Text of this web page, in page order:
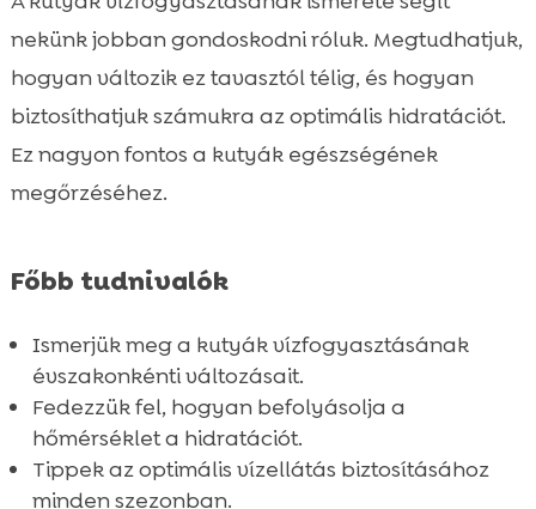
vizet?
Kutyák ivószokásai és étrend
megfelelő hidratációhoz
Ivási szokások és a kutyák fajtái
 Ivással kapcsolatos mítoszok és tények
 Vízfogyasztás kölyköknél és idős kutyáknál
 Összefoglaló
FAQ
nekünk jobban gondoskodni róluk. Megtudhatjuk,
hogyan változik ez tavasztól télig, és hogyan
biztosíthatjuk számukra az optimális hidratációt.
Ez nagyon fontos a kutyák egészségének
megőrzéséhez.
Főbb tudnivalók
Ismerjük meg a kutyák vízfogyasztásának
évszakonkénti változásait.
Fedezzük fel, hogyan befolyásolja a
hőmérséklet a hidratációt.
Tippek az optimális vízellátás biztosításához
minden szezonban.